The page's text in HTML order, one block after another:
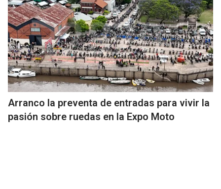
Arranco la preventa de entradas para vivir la
pasión sobre ruedas en la Expo Moto